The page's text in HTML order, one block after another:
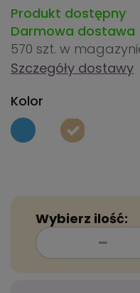
Produkt dostępny
Darmowa dostawa
570 szt. w
Szczegóły dostawy
Kolor
Wybierz ilość: